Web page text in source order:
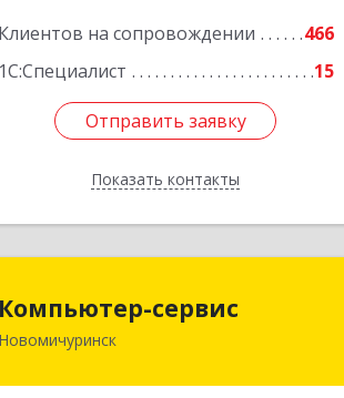
Клиентов на сопровождении
466
1С:Специалист
15
Отправить заявку
Показать контакты
Подробнее
Отправить заявку
Назад
Компьютер-сервис
Новомичуринск
391160, Рязанская обл, Пронский р-н,